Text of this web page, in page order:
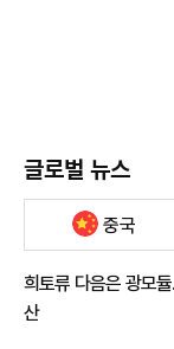
글로벌 뉴스
중국
희토류 다음은 광모
산